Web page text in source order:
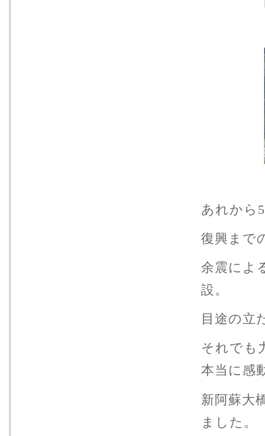
あれから
復興まで
余震によ
設。
目途の立
それでも
本当に感
新阿蘇大
ました。